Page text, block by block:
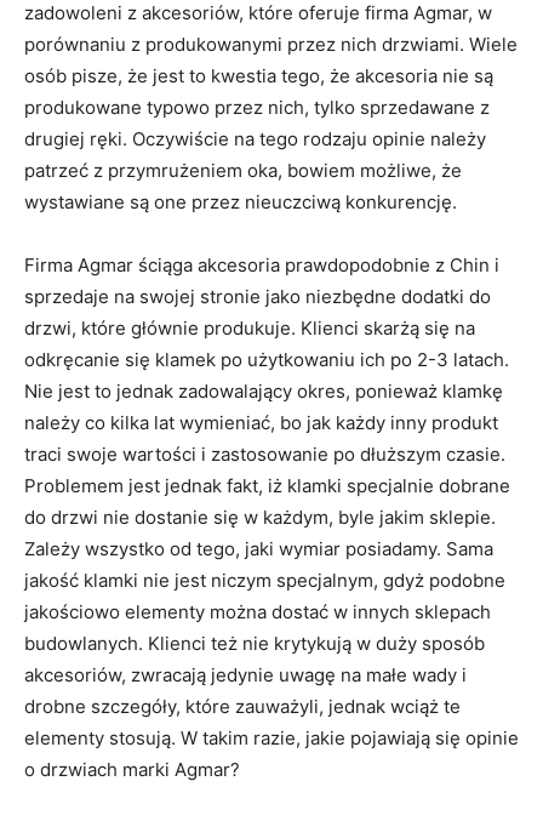
zadowoleni z akcesoriów, które oferuje firma Agmar, w
porównaniu z produkowanymi przez nich drzwiami. Wiele
osób pisze, że jest to kwestia tego, że akcesoria nie są
produkowane typowo przez nich, tylko sprzedawane z
drugiej ręki. Oczywiście na tego rodzaju opinie należy
patrzeć z przymrużeniem oka, bowiem możliwe, że
wystawiane są one przez nieuczciwą konkurencję.
Firma Agmar ściąga akcesoria prawdopodobnie z Chin i
sprzedaje na swojej stronie jako niezbędne dodatki do
drzwi, które głównie produkuje. Klienci skarżą się na
odkręcanie się klamek po użytkowaniu ich po 2-3 latach.
Nie jest to jednak zadowalający okres, ponieważ klamkę
należy co kilka lat wymieniać, bo jak każdy inny produkt
traci swoje wartości i zastosowanie po dłuższym czasie.
Problemem jest jednak fakt, iż klamki specjalnie dobrane
do drzwi nie dostanie się w każdym, byle jakim sklepie.
Zależy wszystko od tego, jaki wymiar posiadamy. Sama
jakość klamki nie jest niczym specjalnym, gdyż podobne
jakościowo elementy można dostać w innych sklepach
budowlanych. Klienci też nie krytykują w duży sposób
akcesoriów, zwracają jedynie uwagę na małe wady i
drobne szczegóły, które zauważyli, jednak wciąż te
elementy stosują. W takim razie, jakie pojawiają się opinie
o drzwiach marki Agmar?